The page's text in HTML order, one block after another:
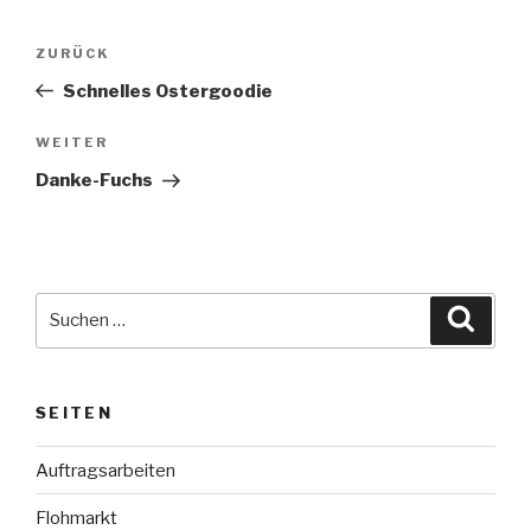
Beitragsnavigation
Vorheriger
Beitrag
ZURÜCK
Schnelles Ostergoodie
Nächster
Beitrag
WEITER
Danke-Fuchs
SEITEN
Auftragsarbeiten
Flohmarkt